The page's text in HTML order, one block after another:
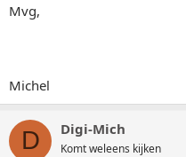
Mvg,
Michel
D Digi-Mich
Komt weleens kijken